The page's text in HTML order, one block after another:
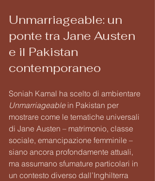
Unmarriageable: un
ponte tra Jane Austen
e il Pakistan
contemporaneo
Soniah Kamal ha scelto di ambientare
Unmarriageable in Pakistan per
mostrare come le tematiche universali
di Jane Austen – matrimonio, classe
sociale, emancipazione femminile –
siano ancora profondamente attuali,
ma assumano sfumature particolari in
un contesto diverso dall’Inghilterra